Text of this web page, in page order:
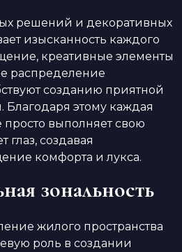
решений и декоративных
изысканность каждого
креативные элементы
распределение
созданию приятной
этому каждая
просто выполняет свою
создавая
комфорта и лукса.
зональность
жилого пространства
роль в создании